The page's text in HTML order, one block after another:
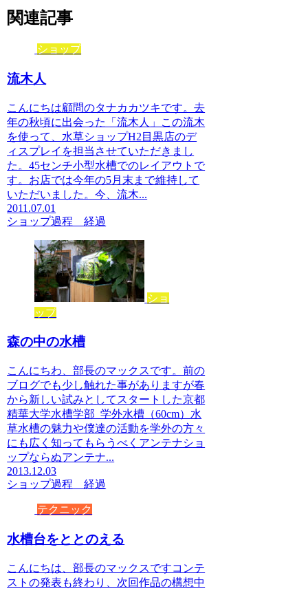
関連記事
ショップ
流木人
こんにちは顧問のタナカカツキです。去
年の秋頃に出会った「流木人」この流木
を使って、水草ショップH2目黒店のデ
ィスプレイを担当させていただきまし
た。45センチ小型水槽でのレイアウトで
す。お店では今年の5月末まで維持して
いただいました。今、流木...
2011.07.01
ショップ過程 経過
ショ
ップ
森の中の水槽
こんにちわ、部長のマックスです。前の
ブログでも少し触れた事がありますが春
から新しい試みとしてスタートした京都
精華大学水槽学部 学外水槽（60cm）水
草水槽の魅力や僕達の活動を学外の方々
にも広く知ってもらうべくアンテナショ
ップならぬアンテナ...
2013.12.03
ショップ過程 経過
テクニック
水槽台をととのえる
こんにちは、部長のマックスですコンテ
ストの発表も終わり、次回作品の構想中